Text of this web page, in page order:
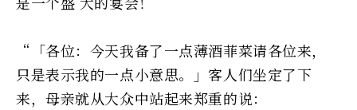
“「各位：今天我备了一点薄酒菲菜请各位来，
只是表示我的一点小意思。」客人们坐定了下
来，母亲就从大众中站起来郑重的说：